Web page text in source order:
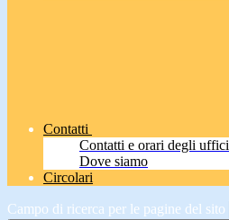
Contatti
Contatti e orari degli uffici
Dove siamo
Circolari
Campo di ricerca per le pagine del sito